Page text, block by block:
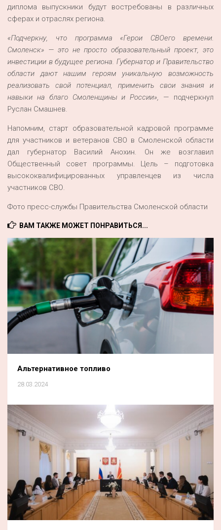
диплома выпускники будут востребованы в различных
сферах и отраслях региона.
«Подчеркну, что программа «Герои СВОего времени.
Смоленск» — это не просто образовательный проект, это
инвестиции в будущее региона. Губернатор и Правительство
области дают нашим героям уникальную возможность
реализовать свой потенциал, применить свои знания и
навыки на благо Смоленщины и России», — подчеркнул
Руслан Смашнев.
Напомним, старт образовательной кадровой программе
для участников и ветеранов СВО в Смоленской области
дал губернатор Василий Анохин. Он же возглавил
Общественный совет программы. Цель – подготовка
высококвалифицированных управленцев из числа
участников СВО.
Фото пресс-службы Правительства Смоленской области
ВАМ ТАКЖЕ МОЖЕТ ПОНРАВИТЬСЯ...
Альтернативное топливо
28.03.2024